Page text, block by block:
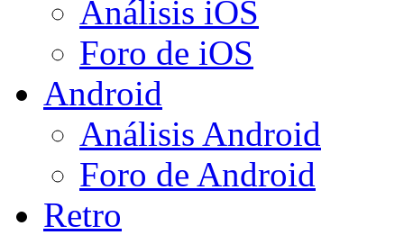
Análisis iOS
Foro de iOS
Android
Análisis Android
Foro de Android
Retro